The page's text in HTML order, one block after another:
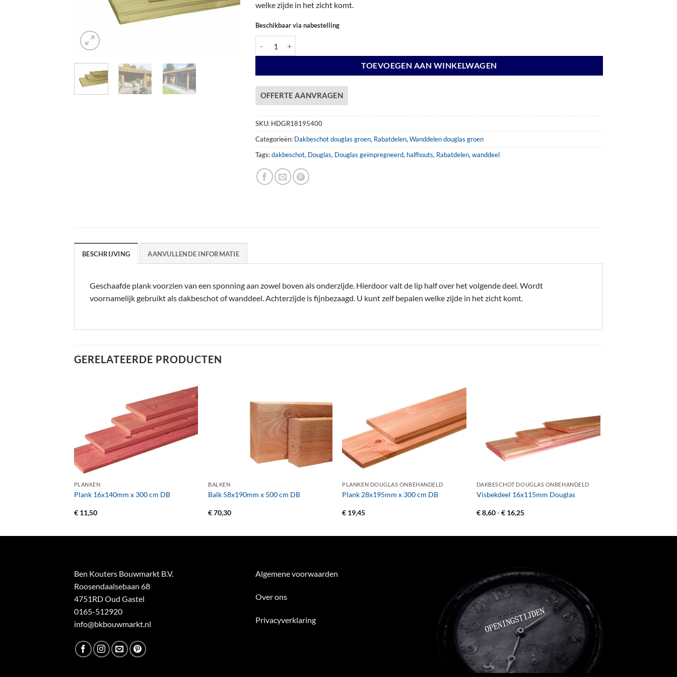
welke zijde in het zicht komt.
Beschikbaar via nabestelling
TOEVOEGEN AAN WINKELWAGEN
OFFERTE AANVRAGEN
SKU: HDGR18195400
Categorieën: Dakbeschot douglas groen, Rabatdelen, Wanddelen douglas groen
Tags:dakbeschot, Douglas, Douglas geïmpregneerd, halfhouts, Rabatdelen, wanddeel
BESCHRIJVING AANVULLENDE INFORMATIE
Geschaafde plank voorzien van een sponning aan zowel boven als onderzijde. Hierdoor valt de lip half over het volgende deel. Wordt
voornamelijk gebruikt als dakbeschot of wanddeel. Achterzijde is fijnbezaagd. U kunt zelf bepalen welke zijde in het zicht komt.
GERELATEERDE PRODUCTEN
+
PLANKEN
Plank 16x140mm x 300 cm DB
€11,50
BALKEN
Balk 58x190mm x 500 cm DB
€70,30
+
PLANKEN DOUGLAS ONBEHANDELD
Plank 28x195mm x 300 cm DB
€ 19,45
DAKBESCHOT DOUGLAS ONBEHANDELD
Visbekdeel 16x115mm Douglas
€8,60 - €16,25Prijsklasse:
Ben Kouters Bouwmarkt B.V.
Roosendaalsebaan 68
4751RD Oud Gastel
0165-512920
info@bkbouwmarkt.nl
Algemene voorwaarden
Over ons
Privacyverklaring